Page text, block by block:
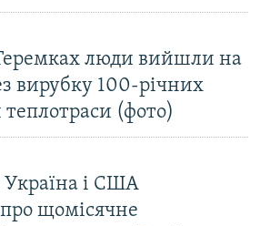
люди вийшли на
вирубку 100-річних
теплотраси (фото)
Україна і США
щомісячне